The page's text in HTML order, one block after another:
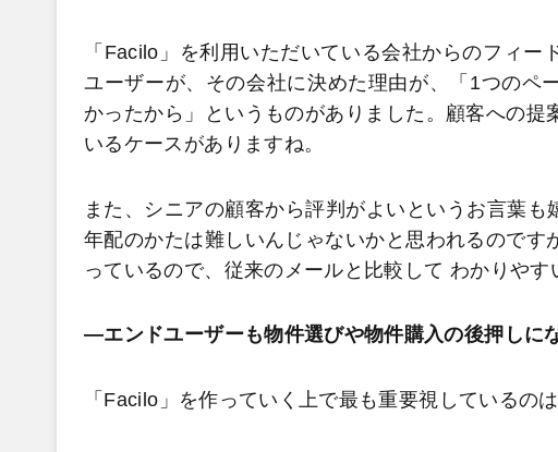
「Facilo」を利用いただいている会社からのフィ
ユーザーが、その会社に決めた理由が、「1つのペ
かったから」というものがありました。顧客への
いるケースがありますね。
また、シニアの顧客から評判がよいというお言葉
年配のかたは難しいんじゃないかと思われるので
っているので、従来のメールと比較して わかりやす
―エンドユーザーも物件選びや物件購入の後押しに
「Facilo」を作っていく上で最も重要視しているの